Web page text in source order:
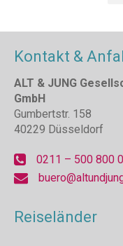
Kontakt &
ALT & JUNG
GmbH
Gumbertstr. 158
40229 Düsseldorf
0211 – 500 800 0
Reiseländer